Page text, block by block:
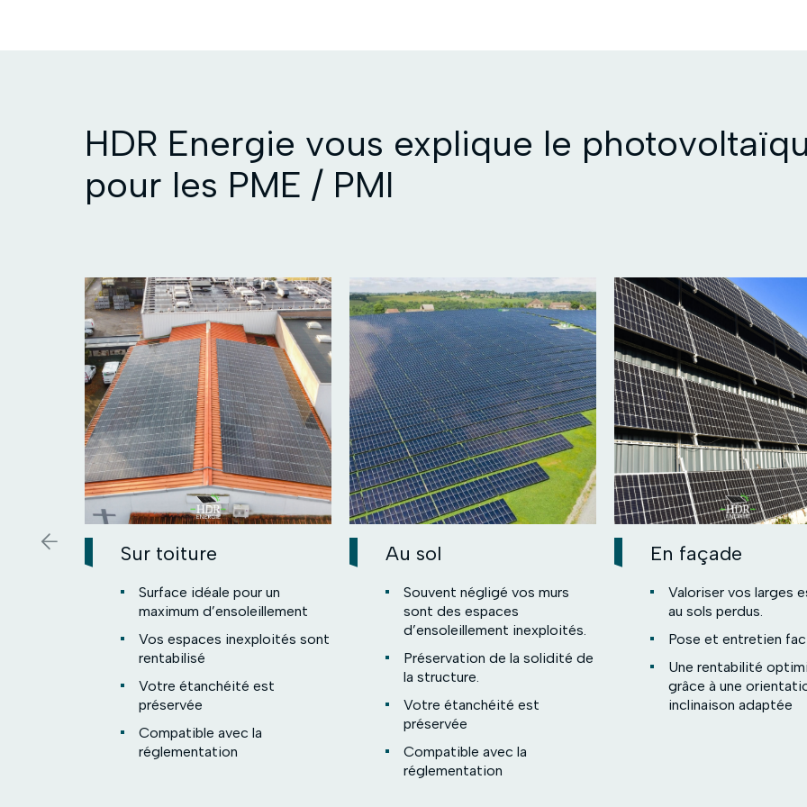
HDR Energie vous explique le
pour les PME / PMI
Sur toiture
Surface idéale pour un
maximum d’ensoleillement
Vos espaces inexploités sont
rentabilisé
Votre étanchéité est
préservée
Compatible avec la
réglementation
Au sol
Souvent négligé vos murs
sont des espaces
d’ensoleillement inexploités.
Préservation de la solidité de
la structure.
Votre étanchéité est
préservée
Compatible avec la
réglementation
En façade
Valoriser vos larges
au sols perdus.
Pose et entretien
Une rentabilité
grâce à une
inclinaison adaptée